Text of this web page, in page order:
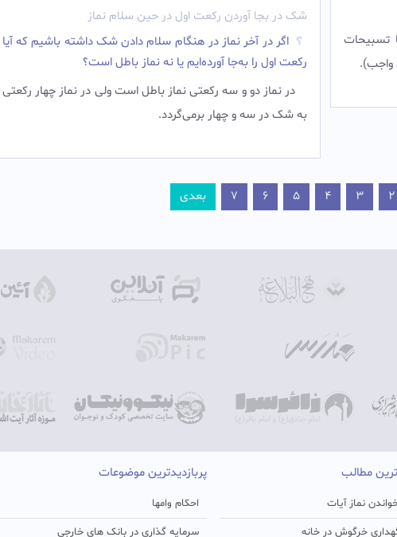
تسبيحات
واجب).
شک در بجا آوردن رکعت اول در حین سلام نماز
اگر در آخر نماز در هنگام سلام دادن شک داشته باشیم که آیا
رکعت اول را به‌جا آورده‌ایم یا نه نماز باطل است؟
در نماز دو و سه رکعتی نماز باطل است ولی در نماز چهار رکعتی
به شک در سه و چهار برمی‌گردد.
2
3
4
5
6
7 بعدی
مطالب
نماز آیات
خرگوش در خانه
پربازدیدترین موضوعات
احکام وامها
سرمایه گذاری در بانک های خارجی